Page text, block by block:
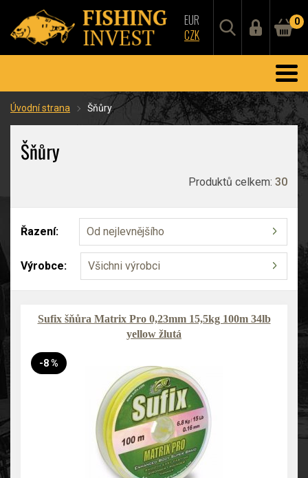
EUR
CZK
0
Úvodní strana Šňůry
Šňůry
Produktů celkem: 30
Řazení: Od nejlevnějšího
Výrobce: Všichni výrobci
Sufix šňůra Matrix Pro 0,23mm 15,5kg 100m 34lb
yellow žlutá
-8 %